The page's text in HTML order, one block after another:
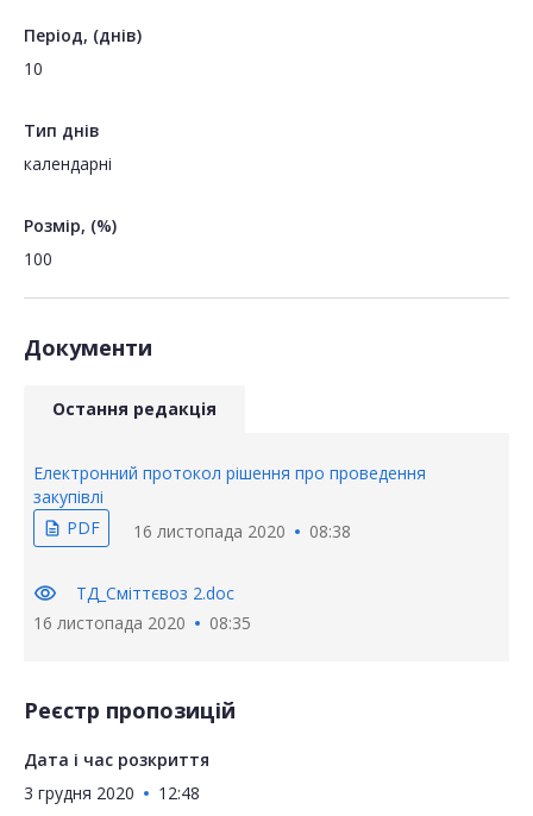
Період, (днів)
10
Тип днів
календарні
Розмір, (%)
100
Документи
Остання редакція
Електронний протокол рішення про проведення
закупівлі
description PDF 16 листопада 2020 08:38
visibility
ТД_Сміттєвоз 2.doc
16 листопада 2020
08:35
Реєстр пропозицій
Дата і час розкриття
3 грудня 2020
12:48